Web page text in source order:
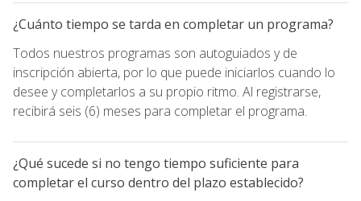
¿Cuánto tiempo se tarda en completar un programa?
Todos nuestros programas son autoguiados y de
inscripción abierta, por lo que puede iniciarlos cuando lo
desee y completarlos a su propio ritmo. Al registrarse,
recibirá seis (6) meses para completar el programa.
¿Qué sucede si no tengo tiempo suficiente para
completar el curso dentro del plazo establecido?